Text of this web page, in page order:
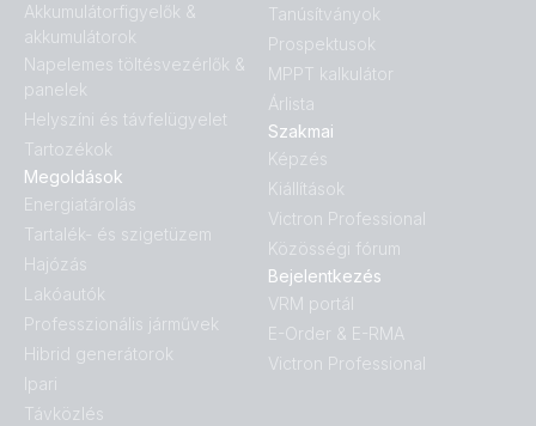
Akkumulátorfigyelők &
akkumulátorok
Napelemes töltésvezérlők &
panelek
Helyszíni és távfelügyelet
Tartozékok
Megoldások
Energiatárolás
Tartalék- és szigetüzem
Hajózás
Lakóautók
Professzionális járművek
Hibrid generátorok
Ipari
Távközlés
Tanúsítványok
Prospektusok
MPPT kalkulátor
Árlista
Szakmai
Képzés
Kiállítások
Victron Professional
Közösségi fórum
Bejelentkezés
VRM portál
E-Order & E-RMA
Victron Professional